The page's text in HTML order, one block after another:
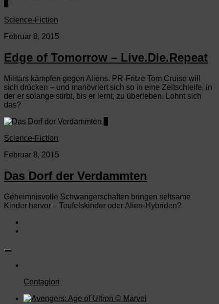
Science-Fiction
Februar 8, 2015
Edge of Tomorrow – Live.Die.Repeat
Militärs kämpfen gegen Aliens. PR-Fritze Tom Cruise will
sich drücken – und manövriert sich so in eine Zeitschleife, in
der er solange stirbt, bis er lernt, zu überleben. Lohnt sich
das?
Science-Fiction
Februar 8, 2015
Das Dorf der Verdammten
Geheimnisvolle Schwangerschaften bringen seltsame
Kinder hervor – Teufelskinder oder Alien-Hybriden?
Contagion